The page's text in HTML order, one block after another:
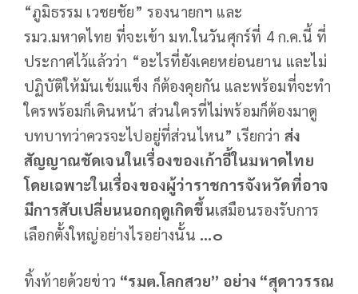
“ภูมิธรรม เวชยชัย” รองนายกฯ และ
รมว.มหาดไทย ที่จะเข้า มท.ในวันศุกร์ที่ 4 ก.ค.นี้ ที่
ประกาศไว้แล้วว่า “อะไรที่ยังเคยหย่อนยาน และไม่
ปฏิบัติให้มันเข้มแข็ง ก็ต้องคุยกัน และพร้อมที่จะทำ
ใครพร้อมก็เดินหน้า ส่วนใครที่ไม่พร้อมก็ต้องมาดู
บทบาทว่าควรจะไปอยู่ที่ส่วนไหน” เรียกว่า ส่ง
สัญญาณชัดเจนในเรื่องของเก้าอี้ในมหาดไทย
โดยเฉพาะในเรื่องของผู้ว่าราชการจังหวัดที่อาจ
มีการสับเปลี่ยนนอกฤดูเกิดขึ้นเสมือนรองรับการ
เลือกตั้งใหญ่อย่างไรอย่างนั้น ...๐
ทิ้งท้ายด้วยข่าว “รมต.โลกสวย” อย่าง “สุดาวรรณ